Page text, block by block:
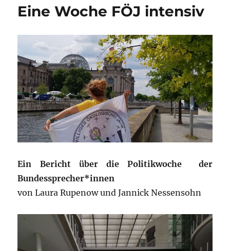
Eine Woche FÖJ intensiv
Ein Bericht über die Politikwoche der
Bundessprecher*innen
von Laura Rupenow und Jannick Nessensohn